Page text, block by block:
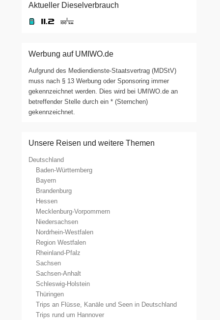
Aktueller Dieselverbrauch
Werbung auf UMIWO.de
Aufgrund des Mediendienste-Staatsvertrag (MDStV)
muss nach § 13 Werbung oder Sponsoring immer
gekennzeichnet werden. Dies wird bei UMIWO.de an
betreffender Stelle durch ein * (Sternchen)
gekennzeichnet.
Unsere Reisen und weitere Themen
Deutschland
Baden-Württemberg
Bayern
Brandenburg
Hessen
Mecklenburg-Vorpommern
Niedersachsen
Nordrhein-Westfalen
Region Westfalen
Rheinland-Pfalz
Sachsen
Sachsen-Anhalt
Schleswig-Holstein
Thüringen
Trips an Flüsse, Kanäle und Seen in Deutschland
Trips rund um Hannover